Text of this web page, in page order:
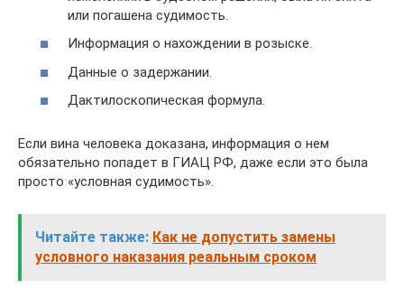
или погашена судимость.
Информация о нахождении в розыске.
Данные о задержании.
Дактилоскопическая формула.
Если вина человека доказана, информация о нем
обязательно попадет в ГИАЦ РФ, даже если это была
просто «условная судимость».
Читайте также: Как не допустить замены
условного наказания реальным сроком